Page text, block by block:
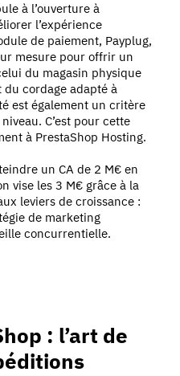
à l’ouverture à
l’expérience
de paiement, Payplug,
mesure pour offrir un
du magasin physique
cordage adapté à
est également un critère
C’est pour cette
à PrestaShop Hosting.
un CA de 2 M€ en
vise les 3 M€ grâce à la
leviers de croissance :
de marketing
concurrentielle.
: l’art de